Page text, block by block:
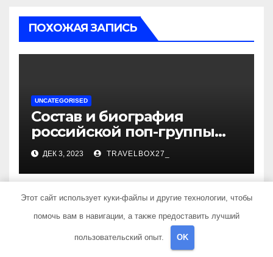
ПОХОЖАЯ ЗАПИСЬ
UNCATEGORISED
Состав и биография
российской поп-группы
«Иванушки интернешнл»
— история успеха, музыка
и судьбы участников
ДЕК 3, 2023 TRAVELBOX27_
UNCATEGORISED
Политов Владимир —
Этот сайт использует куки-файлы и другие технологии, чтобы
помочь вам в навигации, а также предоставить лучший
пользовательский опыт. OK